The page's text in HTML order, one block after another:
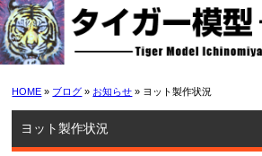
HOME » ブログ » お知らせ » ヨット製作状況
ヨット製作状況